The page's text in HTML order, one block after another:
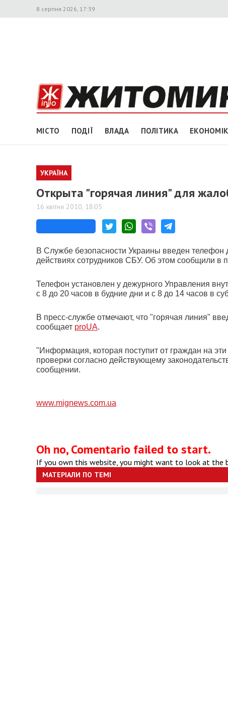
8 серпня 2026, 17:39
МІСТО ПОДІЇ ВЛАДА ПОЛІТИКА
УКРАЇНА
Открыта "горячая линия" для
16 квітня 2010, 18:05
В Службе безопасности Украины введен
действиях сотрудников СБУ. Об этом сообщили
Телефон установлен у дежурного Управления
с 8 до 20 часов в будние дни и с 8 до 14 часов в
В пресс-службе отмечают, что "горячая линия"
сообщает proUA.
"Информация, которая поступит от граждан на
проверки согласно действующему
сообщении.
www.mignews.com.ua
Oh no, Comentario failed to start.
If you own this website, you might want to look at the
МАТЕРІАЛИ ПО ТЕМІ